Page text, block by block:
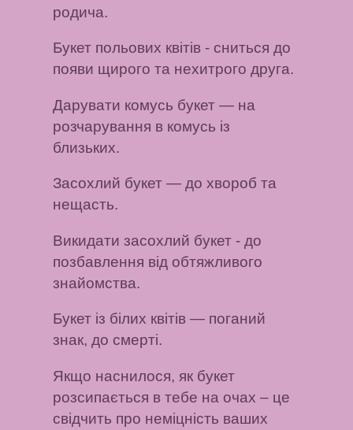
родича.
Букет польових квітів - сниться до
появи щирого та нехитрого друга.
Дарувати комусь букет — на
розчарування в комусь із
близьких.
Засохлий букет — до хвороб та
нещасть.
Викидати засохлий букет - до
позбавлення від обтяжливого
знайомства.
Букет із білих квітів — поганий
знак, до смерті.
Якщо наснилося, як букет
розсипається в тебе на очах – це
свідчить про неміцність ваших